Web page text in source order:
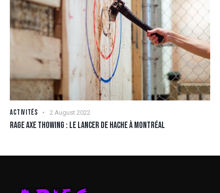
ACTIVITÉS 2 August 2022
RAGE AXE THOWING : LE LANCER DE HACHE À MONTRÉAL